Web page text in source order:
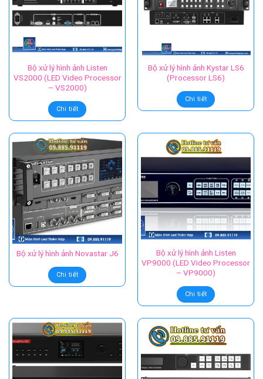
Bộ xử lý hình ảnh Listen
VS2000 (LED Video Processor
– VS2000)
Chi tiết
Bộ xử lý hình ảnh Kystar LS6
(Processor LS6)
Chi tiết
Bộ xử lý hình ảnh Novastar J6
Chi tiết
Bộ xử lý hình ảnh Listen
VP9000 (LED Video Processor
– VP9000)
Chi tiết